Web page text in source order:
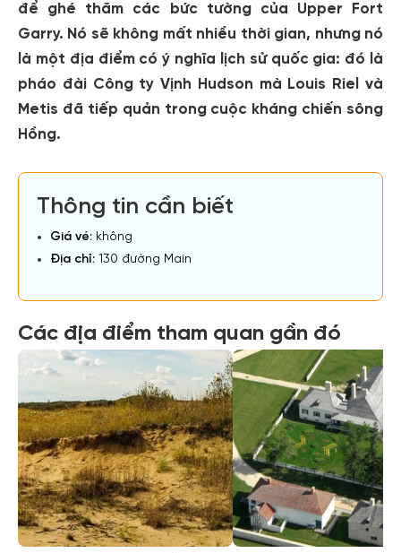
để ghé thăm các bức tường của Upper Fort
Garry. Nó sẽ không mất nhiều thời gian, nhưng nó
là một địa điểm có ý nghĩa lịch sử quốc gia: đó là
pháo đài Công ty Vịnh Hudson mà Louis Riel và
Metis đã tiếp quản trong cuộc kháng chiến sông
Hồng.
Thông tin cần biết
Giá vé: không
Địa chỉ: 130 đường Main
Các địa điểm tham quan gần đó